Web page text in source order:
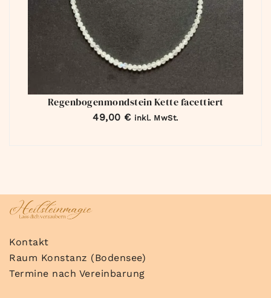
Regenbogenmondstein Kette facettiert
49,00 € inkl. MwSt.
Kontakt
Raum Konstanz (Bodensee)
Termine nach Vereinbarung